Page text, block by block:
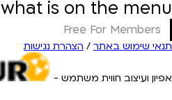
what is on the menu
Free For Members
תנאי שימוש באתר / הצהרת נגישות
אפיון ועיצוב חווית משתמש -